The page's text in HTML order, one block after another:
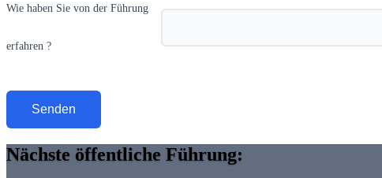
Wie haben Sie von der Führung
erfahren ?
Nächste öffentliche Führung: